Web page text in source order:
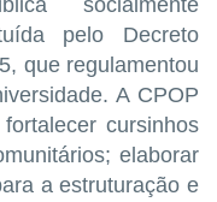
socialmente
pelo Decreto
que regulamentou
A CPOP
cursinhos
elaborar
a estruturação e